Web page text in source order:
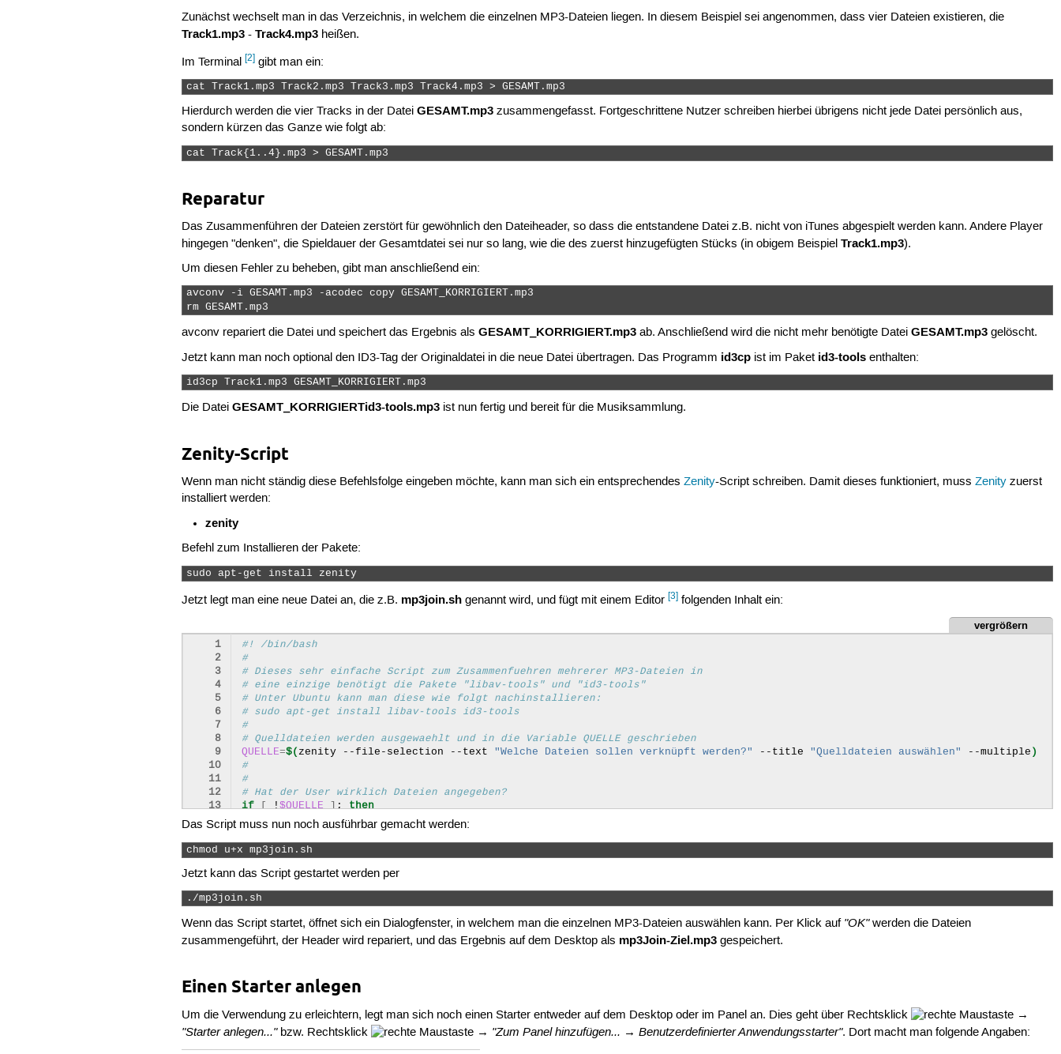
Zunächst wechselt man in das Verzeichnis, in welchem die einzelnen MP3-Dateien liegen. In diesem Beispiel sei angenommen, dass vier Dateien existieren, die
Track1.mp3 -Track4.mp3 heißen.
Im Terminal[2] gibt man ein:
cat Track1.mp3 Track2.mp3 Track3.mp3 Track4.mp3 > GESAMT.mp3
Hierdurch werden die vier Tracks in der DateiGESAMT.mp3 zusammengefasst. Fortgeschrittene Nutzer schreiben hierbei übrigens nicht jede Datei persönlich aus,
sondern kürzen das Ganze wie folgt ab:
cat Track{1..4}.mp3 > GESAMT.mp3
Reparatur
Das Zusammenführen der Dateien zerstört für gewöhnlich den Dateiheader, so dass die entstandene Datei z.B. nicht von iTunes abgespielt werden kann. Andere Player
hingegen "denken", die Spieldauer der Gesamtdatei sei nur so lang, wie die des zuerst hinzugefügten Stücks (in obigem BeispielTrack1.mp3).
Um diesen Fehler zu beheben, gibt man anschließend ein:
avconv -i GESAMT.mp3 -acodec copy GESAMT_KORRIGIERT.mp3
rm GESAMT.mp3
avconv repariert die Datei und speichert das Ergebnis alsGESAMT_KORRIGIERT.mp3 ab. Anschließend wird die nicht mehr benötigte DateiGESAMT.mp3 gelöscht.
Jetzt kann man noch optional den ID3-Tag der Originaldatei in die neue Datei übertragen. Das Programm id3cp ist im Paket id3-tools enthalten:
id3cp Track1.mp3 GESAMT_KORRIGIERT.mp3
Die DateiGESAMT_KORRIGIERTid3-tools.mp3 ist nun fertig und bereit für die Musiksammlung.
Zenity-Script
Wenn man nicht ständig diese Befehlsfolge eingeben möchte, kann man sich ein entsprechendesZenity-Script schreiben. Damit dieses funktioniert, mussZenity zuerst
installiert werden:
zenity
Befehl zum Installieren der Pakete:
sudo apt-get install zenity
Jetzt legt man eine neue Datei an, die z.B. mp3join.sh genannt wird, und fügt mit einem Editor[3] folgenden Inhalt ein:
vergrößern
1
2
3
4
5
6
7
8
9
10
11
12
13
14
16
17
18
20
22
23
26
27
28
29
30
31
#! /bin/bash
#
# Dieses sehr einfache Script zum Zusammenfuehren mehrerer MP3-Dateien in
# eine einzige benötigt die Pakete "libav-tools" und "id3-tools"
# Unter Ubuntu kann man diese wie folgt nachinstallieren:
# sudo apt-get install libav-tools id3-tools
#
# Quelldateien werden ausgewaehlt und in die Variable QUELLE geschrieben
QUELLE=$( zenity --file-selection --text "Welche Dateien sollen verknüpft werden?" --title "Quelldateien auswählen" --multiple )
#
#
# Hat der User wirklich Dateien angegeben?
if [ !$QUELLE ]; then
echo "Nichts ausgewaehlt... breche ab..."
fi
ZIEL=$(zenity --entry --text
#
# Der Separator (ist hier standardmaessig "|") wird in IFS gespeichert
#
(
# Überprüfe, ob /tmp/tmp.mp3 existiert
# wenn ja, dann lösche sie...
echo
"10"
echo "# Vorbereitung..."
Das Script muss nun noch ausführbar gemacht werden:
chmod u+x mp3join.sh
Jetzt kann das Script gestartet werden per
./mp3join.sh
Wenn das Script startet, öffnet sich ein Dialogfenster, in welchem man die einzelnen MP3-Dateien auswählen kann. Per Klick auf "OK"werden die Dateien
zusammengeführt, der Header wird repariert, und das Ergebnis auf dem Desktop als mp3Join-Ziel.mp3 gespeichert.
Einen Starter anlegen
Um die Verwendung zu erleichtern, legt man sich noch einen Starter entweder auf dem Desktop oder im Panel an. Dies geht über Rechtsklick →
"Starter anlegen..."bzw. Rechtsklick → "Zum Panel hinzufügen... → Benutzerdefinierter Anwendungsstarter". Dort macht man folgende Angaben: